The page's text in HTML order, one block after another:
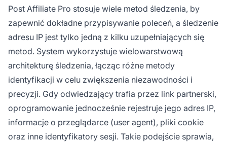
Post Affiliate Pro stosuje wiele metod śledzenia, by
zapewnić dokładne przypisywanie poleceń, a śledzenie
adresu IP jest tylko jedną z kilku uzupełniających się
metod. System wykorzystuje wielowarstwową
architekturę śledzenia, łącząc różne metody
identyfikacji w celu zwiększenia niezawodności i
precyzji. Gdy odwiedzający trafia przez link partnerski,
oprogramowanie jednocześnie rejestruje jego adres IP,
informacje o przeglądarce (user agent), pliki cookie
oraz inne identyfikatory sesji. Takie podejście sprawia,